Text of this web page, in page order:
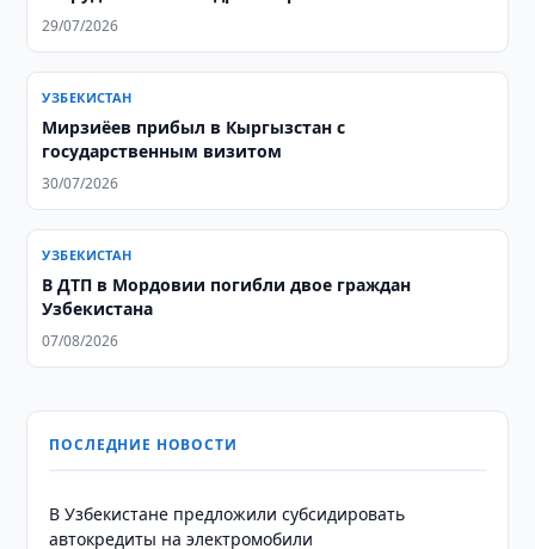
29/07/2026
УЗБЕКИСТАН
Мирзиёев прибыл в Кыргызстан с
государственным визитом
30/07/2026
УЗБЕКИСТАН
В ДТП в Мордовии погибли двое граждан
Узбекистана
07/08/2026
ПОСЛЕДНИЕ НОВОСТИ
В Узбекистане предложили субсидировать
автокредиты на электромобили